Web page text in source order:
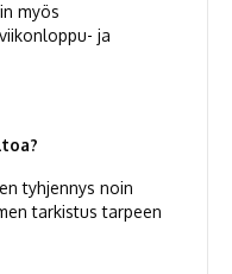
myös
ja
tyhjennys noin
tarkistus tarpeen